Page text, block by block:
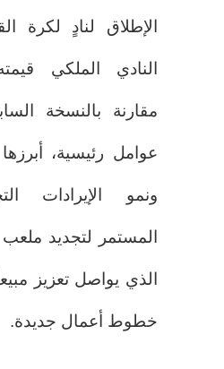
الإطلاق لنادٍ لكرة
مقارنة بالنسخة
عوامل رئيسية،
ونمو الإيرادات
المستمر لتجديد ملعب
الذي يواصل تعزيز
خطوط أعمال جديدة.